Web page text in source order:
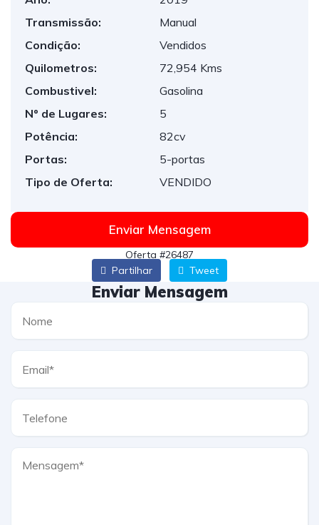
Transmissão:
Manual
Condição:
Vendidos
Quilometros:
72,954 Kms
Combustivel:
Gasolina
Nº de Lugares:
5
Potência:
82cv
Portas:
5-portas
Tipo de Oferta:
VENDIDO
Enviar Mensagem
Oferta #26487
Partilhar
Tweet
Enviar Mensagem